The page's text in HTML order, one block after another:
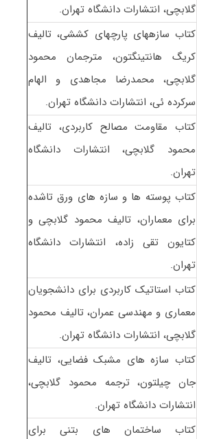
گلابچی، انتشارات دانشگاه تهران.
کتاب سازههای پارچهای کششی، تالیف
کریگ هانتینگتون، مترجمان محمود
گلابچی، محمدرضا مجاهدی و الهام
سرکرده ئی، انتشارات دانشگاه تهران.
کتاب مقاومت مصالح کاربردی، تالیف
محمود گلابچی، انتشارات دانشگاه
تهران.
کتاب پوسته ها و سازه های ورق تاشده
برای معماران، تالیف محمود گلابچی و
کتایون تقی زاده، انتشارات دانشگاه
تهران.
کتاب استاتیک کاربردی برای دانشجویان
معماری و مهندسی عمران، تالیف محمود
گلابچی، انتشارات دانشگاه تهران.
کتاب سازه های مشبک فضایی، تالیف
جان چیلتون، ترجمه محمود گلابچی،
انتشارات دانشگاه تهران.
کتاب ساختمان های بتنی برای